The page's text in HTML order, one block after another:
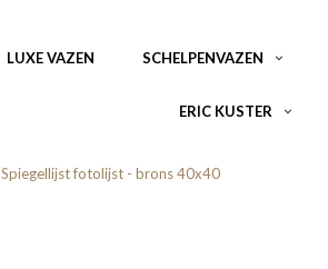
LUXE VAZEN SCHELPENVAZEN
ERIC KUSTER
Spiegellijst fotolijst - brons 40x40